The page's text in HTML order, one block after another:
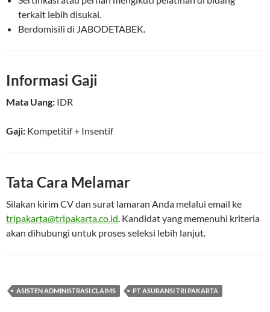
terkait lebih disukai.
Berdomisili di JABODETABEK.
Informasi Gaji
Mata Uang: IDR
Gaji: Kompetitif+ Insentif
Tata Cara Melamar
Silakan kirim CV dan surat lamaran Anda melalui email ke
tripakarta@tripakarta.co.id. Kandidat yang memenuhi kriteria
akan dihubungi untuk proses seleksi lebih lanjut.
ASISTEN ADMINISTRASI CLAIMS PT ASURANSI TRI PAKARTA